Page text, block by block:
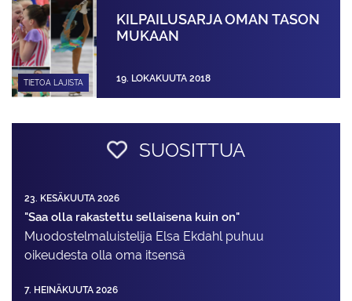
TIETOA LAJISTA
KILPAILUSARJA OMAN TASON
MUKAAN
19. LOKAKUUTA 2018
SUOSITTUA
23. KESÄKUUTA 2026
"Saa olla rakastettu sellaisena kuin on"
Muodostelma­luistelija Elsa Ekdahl puhuu
oikeudesta olla oma itsensä
7. HEINÄKUUTA 2026